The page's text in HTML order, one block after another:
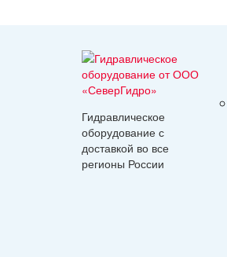
Гидравлическое
оборудование с
доставкой во все
регионы России